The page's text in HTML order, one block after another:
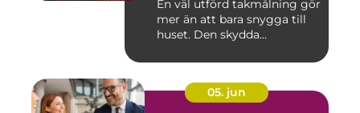
En väl utförd takmålning gör
mer än att bara snygga till
huset. Den skydda...
05. jun